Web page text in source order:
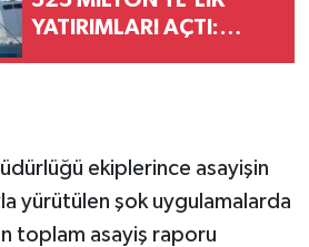
YATIRIMLARI AÇTI:
ekiplerince asayişin
yürütülen şok uygulamalarda
toplam asayiş raporu